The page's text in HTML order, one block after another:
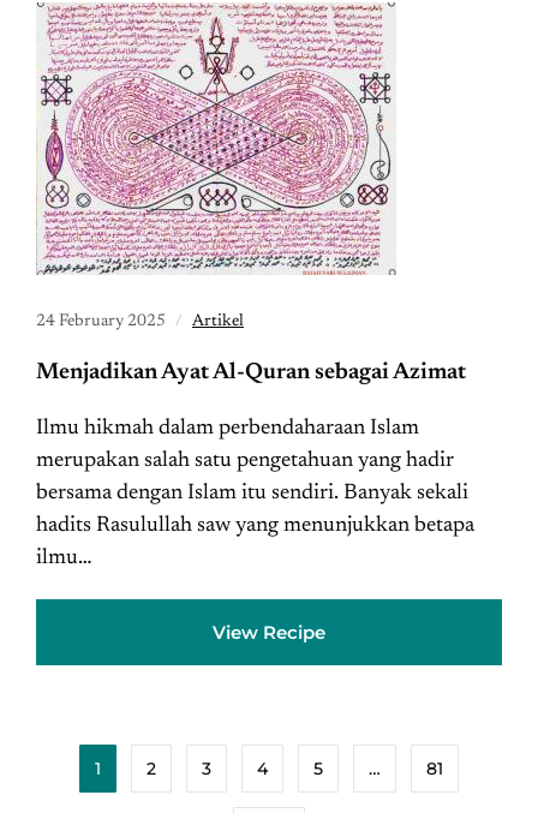
24 February 2025 Artikel
Menjadikan Ayat Al-Quran sebagai Azimat
Ilmu hikmah dalam perbendaharaan Islam
merupakan salah satu pengetahuan yang hadir
bersama dengan Islam itu sendiri. Banyak sekali
hadits Rasulullah saw yang menunjukkan betapa
ilmu…
View Recipe
1 2 3 4 5 … 81